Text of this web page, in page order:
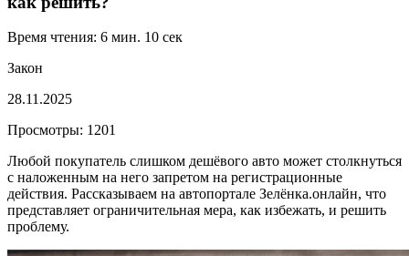
Время чтения: 6 мин. 10 сек
Закон
28.11.2025
Просмотры: 1201
Любой покупатель слишком дешёвого авто может столкнуться
с наложенным на него запретом на регистрационные
действия. Рассказываем на автопортале Зелёнка.онлайн, что
представляет ограничительная мера, как избежать, и решить
проблему.